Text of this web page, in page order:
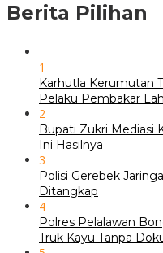
Berita Pilihan
1
Karhutla Kerumutan
Pelaku Pembakar
2
Bupati Zukri Mediasi
Ini Hasilnya
3
Polisi Gerebek
Ditangkap
4
Polres Pelalawan
Truk Kayu Tanpa